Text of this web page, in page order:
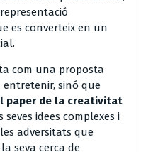
es converteix en un
com una proposta
sinó que
paper de la creativitat
seves idees complexes i
adversitats que
seva cerca de